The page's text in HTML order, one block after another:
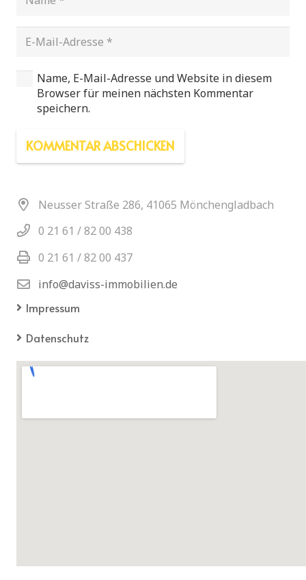
Name, E-Mail-Adresse und Website in diesem
Browser für meinen nächsten Kommentar
speichern.
KOMMENTAR ABSCHICKEN
Neusser Straße 286, 41065 Mönchengladbach
0 21 61 / 82 00 438
0 21 61 / 82 00 437
info@daviss-immobilien.de
Impressum
Datenschutz